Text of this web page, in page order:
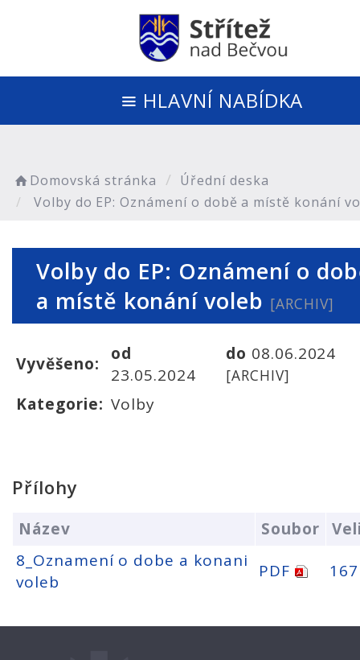
HLAVNÍ NABÍDKA
Domovská stránka
Úřední deska
Volby do EP: Oznámení o době a místě konání
Volby do EP: Oznámení o
a místě konání voleb [ARCHIV]
Vyvěšeno:
od
23.05.2024
do 08.06.2024
[ARCHIV]
Kategorie: Volby
Přílohy
Název Soubor
8_Oznamení o dobe a konani
voleb
PDF